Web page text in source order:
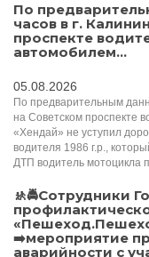
По
часов в г.
проспекте
автомобилем...
05.08.2026
По предварительным
на Советском проспекте
«Хендай» не уступил
водителя 1986 г.р.,
ДТП водитель мотоцикла
🚸🚔Сотрудники
➡️мероприятие
аварийности с